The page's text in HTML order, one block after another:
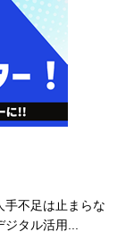
手不足は止まらな
タル活用...